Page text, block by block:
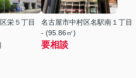
栄５丁目
名古屋市中村区名駅南１丁目
- (95.86㎡)
要相談